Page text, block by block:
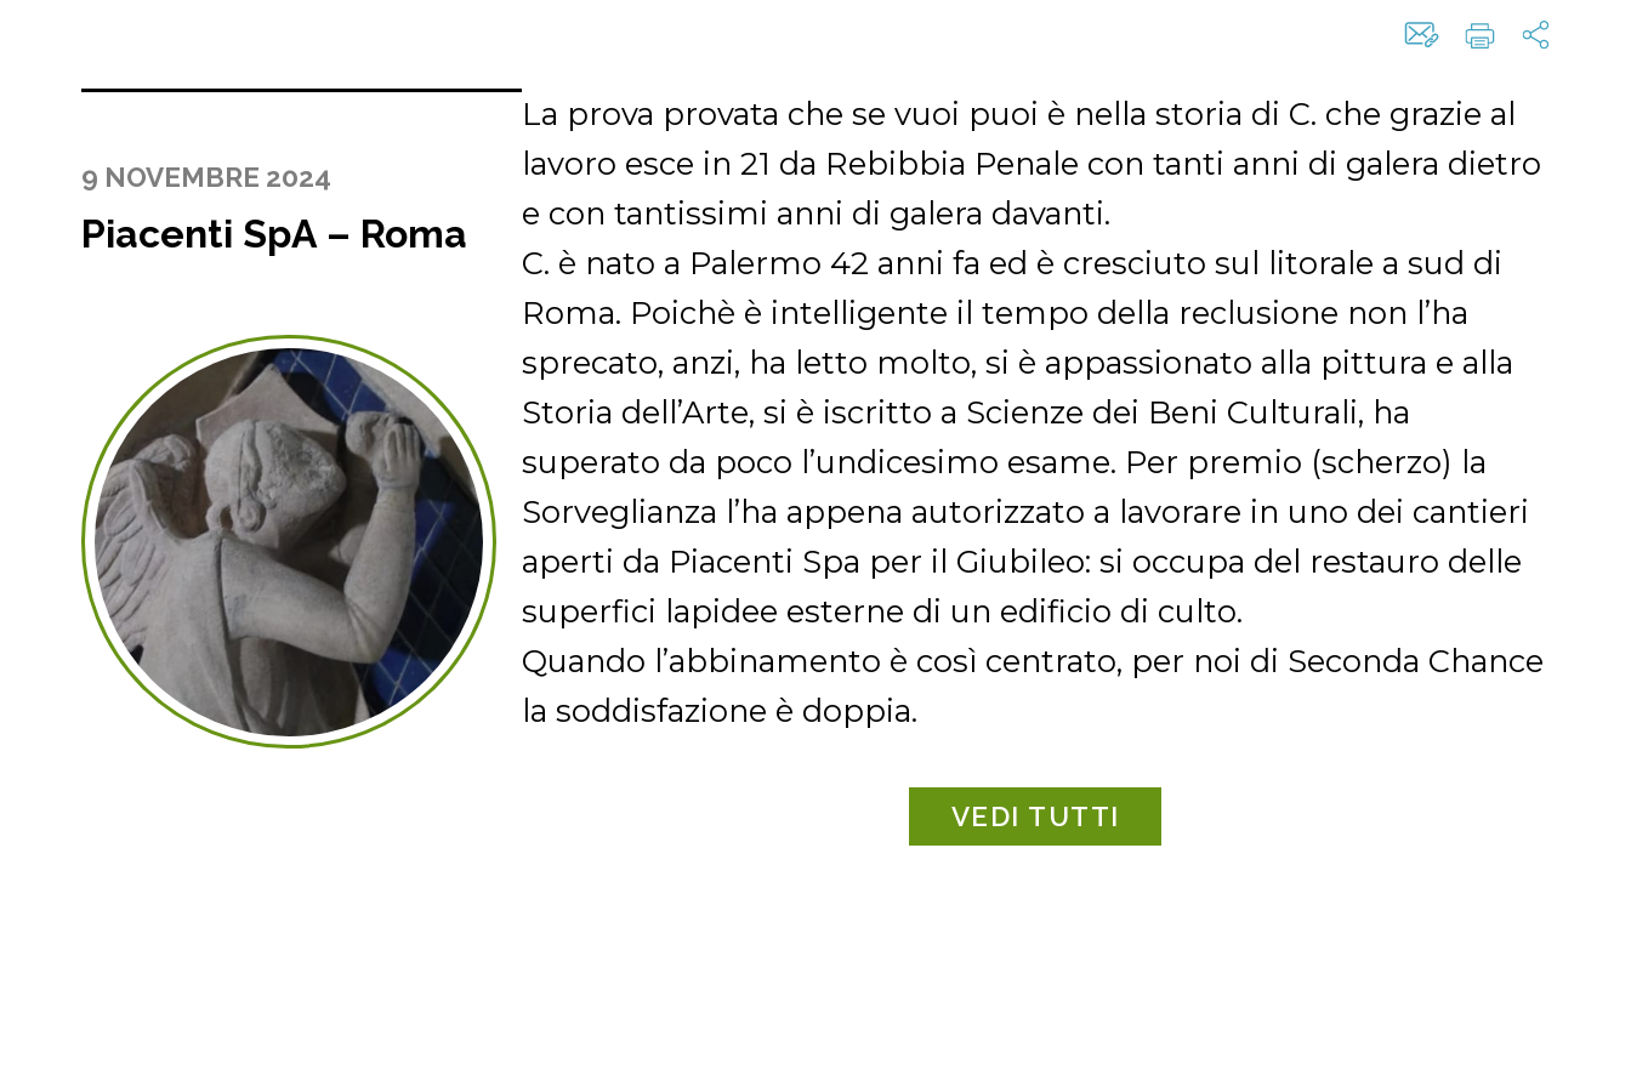
9 NOVEMBRE 2024
Piacenti SpA – Roma
La prova provata che se vuoi puoi è nella storia di C. che grazie al
lavoro esce in 21 da Rebibbia Penale con tanti anni di galera dietro
e con tantissimi anni di galera davanti.
C. è nato a Palermo 42 anni fa ed è cresciuto sul litorale a sud di
Roma. Poichè è intelligente il tempo della reclusione non l’ha
sprecato, anzi, ha letto molto, si è appassionato alla pittura e alla
Storia dell’Arte, si è iscritto a Scienze dei Beni Culturali, ha
superato da poco l’undicesimo esame. Per premio (scherzo) la
Sorveglianza l’ha appena autorizzato a lavorare in uno dei cantieri
aperti da Piacenti Spa per il Giubileo: si occupa del restauro delle
superfici lapidee esterne di un edificio di culto.
Quando l’abbinamento è così centrato, per noi di Seconda Chance
la soddisfazione è doppia.
VEDI TUTTI